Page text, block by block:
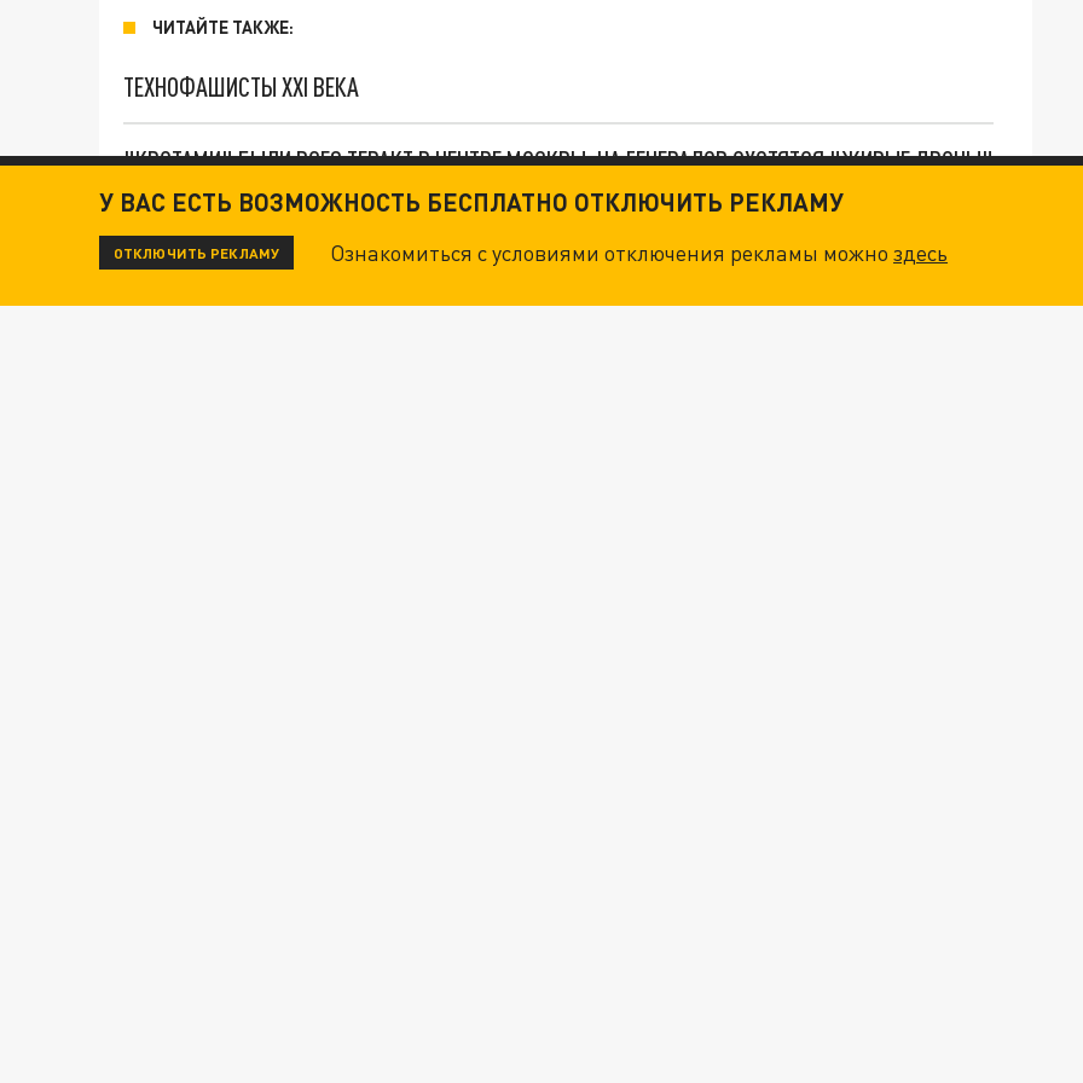
ЧИТАЙТЕ ТАКЖЕ:
ТЕХНОФАШИСТЫ XXI ВЕКА
"КРОТАМИ" БЫЛИ ВСЕ? ТЕРАКТ В ЦЕНТРЕ МОСКВЫ: НА ГЕНЕРАЛОВ ОХОТЯТСЯ "ЖИВЫЕ ДРОНЫ"
ДАНЯ С ДАШЕЙ СПАСЛИСЬ ОТ БОЕВИКОВ ВСУ. НО БЕДЫ ДЛЯ МАЛЫШЕЙ НЕ ЗАКОНЧИЛИСЬ
ВОТ ЭТО ТРИЛЛЕР! ТАЙНА УДАРА УКРАИНЫ ПО ИРАНСКОМУ СУДНУ НА КАСПИИ РАСКРЫТА
У ВАС ЕСТЬ ВОЗМОЖНОСТЬ БЕСПЛАТНО ОТКЛЮЧИТЬ РЕКЛАМУ
ОТКЛЮЧИТЬ РЕКЛАМУ Ознакомиться с условиями отключения рекламы можноздесь